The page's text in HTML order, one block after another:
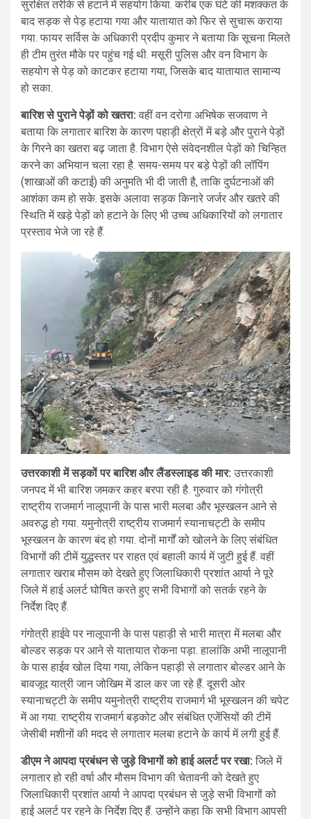
सुरक्षित तरीके से हटाने में सहयोग किया. करीब एक घंटे की मशक्कत के
बाद सड़क से पेड़ हटाया गया और यातायात को फिर से सुचारू कराया
गया. फायर सर्विस के अधिकारी प्रदीप कुमार ने बताया कि सूचना मिलते
ही टीम तुरंत मौके पर पहुंच गई थी. मसूरी पुलिस और वन विभाग के
सहयोग से पेड़ को काटकर हटाया गया, जिसके बाद यातायात सामान्य
हो सका.
बारिश से पुराने पेड़ों को खतरा: वहीं वन दरोगा अभिषेक सजवाण ने
बताया कि लगातार बारिश के कारण पहाड़ी क्षेत्रों में बड़े और पुराने पेड़ों
के गिरने का खतरा बढ़ जाता है. विभाग ऐसे संवेदनशील पेड़ों को चिन्हित
करने का अभियान चला रहा है. समय-समय पर बड़े पेड़ों की लॉपिंग
(शाखाओं की कटाई) की अनुमति भी दी जाती है, ताकि दुर्घटनाओं की
आशंका कम हो सके. इसके अलावा सड़क किनारे जर्जर और खतरे की
स्थिति में खड़े पेड़ों को हटाने के लिए भी उच्च अधिकारियों को लगातार
प्रस्ताव भेजे जा रहे हैं.
उत्तरकाशी में सड़कों पर बारिश और लैंडस्लाइड की मार: उत्तरकाशी
जनपद में भी बारिश जमकर कहर बरपा रही है. गुरुवार को गंगोत्री
राष्ट्रीय राजमार्ग नालूपानी के पास भारी मलबा और भूस्खलन आने से
अवरुद्ध हो गया. यमुनोत्री राष्ट्रीय राजमार्ग स्यानाचट्टी के समीप
भूस्खलन के कारण बंद हो गया. दोनों मार्गों को खोलने के लिए संबंधित
विभागों की टीमें युद्धस्तर पर राहत एवं बहाली कार्य में जुटी हुई हैं. वहीं
लगातार खराब मौसम को देखते हुए जिलाधिकारी प्रशांत आर्या ने पूरे
जिले में हाई अलर्ट घोषित करते हुए सभी विभागों को सतर्क रहने के
निर्देश दिए हैं.
गंगोत्री हाईवे पर नालूपानी के पास पहाड़ी से भारी मात्रा में मलबा और
बोल्डर सड़क पर आने से यातायात रोकना पड़ा. हालांकि अभी नालूपानी
के पास हाईव खोल दिया गया, लेकिन पहाड़ी से लगातार बोल्डर आने के
बावजूद यात्री जान जोखिम में डाल कर जा रहे हैं. दूसरी ओर
स्यानाचट्टी के समीप यमुनोत्री राष्ट्रीय राजमार्ग भी भूस्खलन की चपेट
में आ गया. राष्ट्रीय राजमार्ग बड़कोट और संबंधित एजेंसियों की टीमें
जेसीबी मशीनों की मदद से लगातार मलबा हटाने के कार्य में लगी हुई हैं.
डीएम ने आपदा प्रबंधन से जुड़े विभागों को हाई अलर्ट पर रखा: जिले में
लगातार हो रही वर्षा और मौसम विभाग की चेतावनी को देखते हुए
जिलाधिकारी प्रशांत आर्या ने आपदा प्रबंधन से जुड़े सभी विभागों को
हाई अलर्ट पर रहने के निर्देश दिए हैं. उन्होंने कहा कि सभी विभाग आपसी